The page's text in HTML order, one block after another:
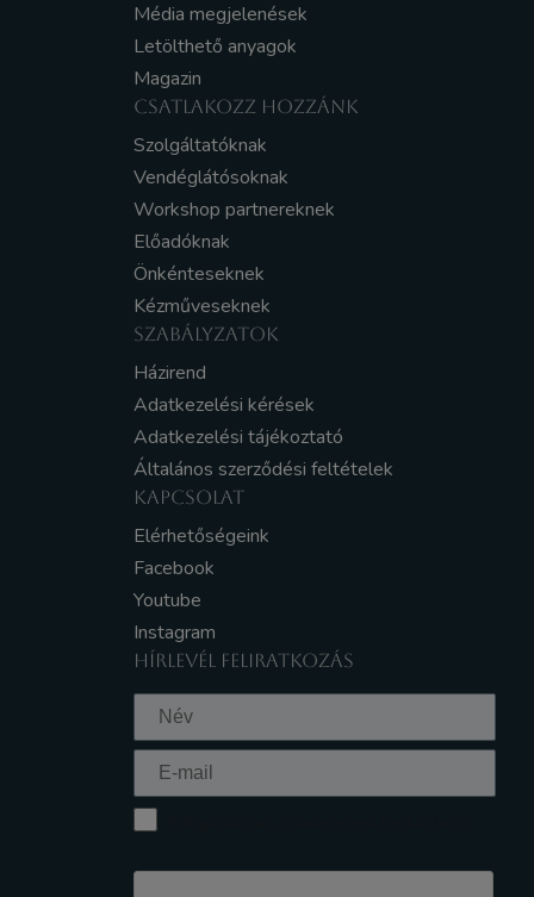
Média megjelenések
Letölthető anyagok
Magazin
CSATLAKOZZ HOZZÁNK
Szolgáltatóknak
Vendéglátósoknak
Workshop partnereknek
Előadóknak
Önkénteseknek
Kézműveseknek
SZABÁLYZATOK
Házirend
Adatkezelési kérések
Adatkezelési tájékoztató
Általános szerződési feltételek
KAPCSOLAT
Elérhetőségeink
Facebook
Youtube
Instagram
HÍRLEVÉL FELIRATKOZÁS